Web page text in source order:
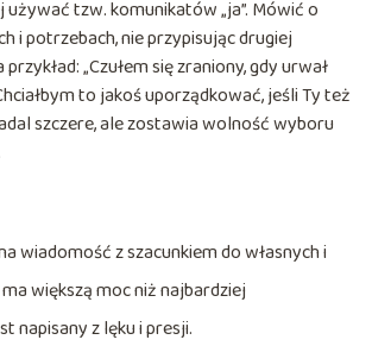
używać tzw. komunikatów „ja”. Mówić o
i potrzebach, nie przypisując drugiej
„Czułem się zraniony, gdy urwał
to jakoś uporządkować, jeśli Ty też
szczere, ale zostawia wolność wyboru
wiadomość z szacunkiem do własnych i
większą moc niż najbardziej
napisany z lęku i presji.